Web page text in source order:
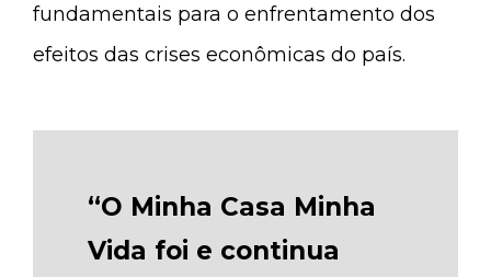
fundamentais para o enfrentamento dos
efeitos das crises econômicas do país.
“O Minha Casa Minha
Vida foi e continua